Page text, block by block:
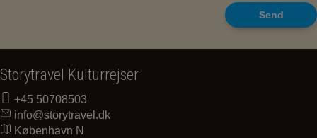
Storytravel Kulturrejser
+45 50708503
info@storytravel.dk
København N